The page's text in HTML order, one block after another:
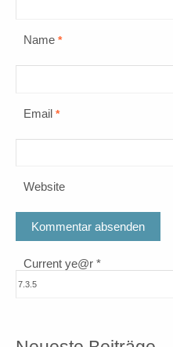
Name *
Email *
Website
Current ye@r *